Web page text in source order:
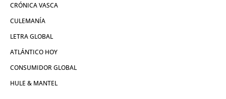
CRÓNICA VASCA
CULEMANÍA
LETRA GLOBAL
ATLÁNTICO HOY
CONSUMIDOR GLOBAL
HULE & MANTEL